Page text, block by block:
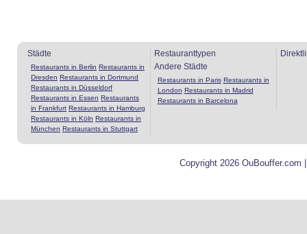
Städte
Restaurants in Berlin Restaurants in
Dresden Restaurants in Dortmund
Restaurants in Düsseldorf
Restaurants in Essen Restaurants
in Frankfurt Restaurants in Hamburg
Restaurants in Köln Restaurants in
München Restaurants in Stuttgart
Restauranttypen
Andere Städte
Restaurants in Paris Restaurants in
London Restaurants in Madrid
Restaurants in Barcelona
Copyright 2026 OuBouffer.com